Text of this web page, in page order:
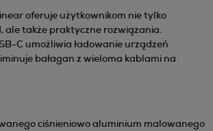
oferuje użytkownikom nie tylko
także praktyczne rozwiązania.
C umożliwia ładowanie urządzeń
bałagan z wieloma kablami na
ciśnieniowo aluminium malowanego